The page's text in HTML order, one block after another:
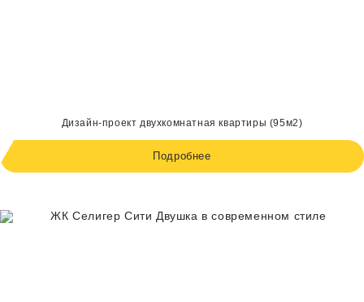
Дизайн-проект двухкомнатная квартиры (95м2)
Подробнее